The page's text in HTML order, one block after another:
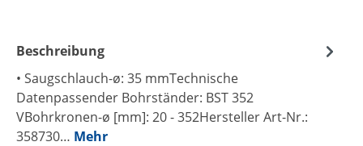
Beschreibung
• Saugschlauch-ø: 35 mmTechnische
Datenpassender Bohrständer: BST 352
VBohrkronen-ø [mm]: 20 - 352Hersteller Art-Nr.:
358730… Mehr